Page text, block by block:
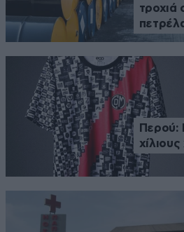
τροχιά
Περού: